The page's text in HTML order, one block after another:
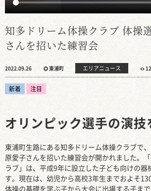
知多ドリーム体操クラブ 体操
さんを招いた練習会
2022.09.26 東浦町 エリアニュース
新着 注目
オリンピック選手の演技
東浦町生路にある知多ドリーム体操クラブで
原愛子さんを招いた練習会が開かれました。
ラブ」は、平成9年に設立した子ども向けの器
す。現在は、幼児から高校3年生までおよそ
体操の基礎を学ぶ子から大会に出場する子ま